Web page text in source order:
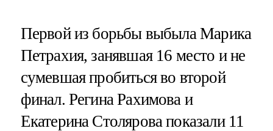
Первой из борьбы выбыла Марика
Петрахия, занявшая 16 место и не
сумевшая пробиться во второй
финал. Регина Рахимова и
Екатерина Столярова показали 11